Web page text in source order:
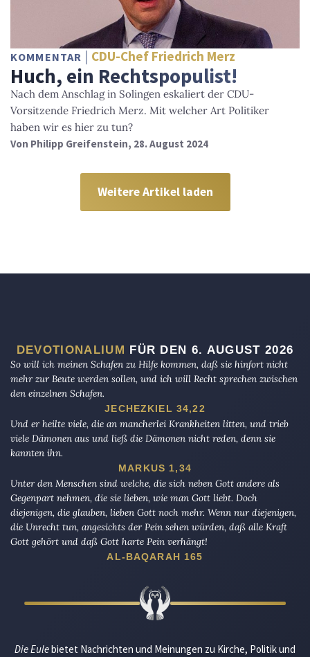
KOMMENTAR CDU-Chef Friedrich Merz
Huch, ein Rechtspopulist!
Nach dem Anschlag in Solingen eskaliert der CDU-
Vorsitzende Friedrich Merz. Mit welcher Art Politiker
haben wir es hier zu tun?
Von Philipp Greifenstein, 28. August 2024
Weitere Artikel laden
DEVOTIONALIUM FÜR DEN 6. AUGUST 2026
So will ich meinen Schafen zu Hilfe kommen, daß sie hinfort nicht
mehr zur Beute werden sollen, und ich will Recht sprechen zwischen
den einzelnen Schafen.
JECHEZKIEL 34,22
Und er heilte viele, die an mancherlei Krankheiten litten, und trieb
viele Dämonen aus und ließ die Dämonen nicht reden, denn sie
kannten ihn.
MARKUS 1,34
Unter den Menschen sind welche, die sich neben Gott andere als
Gegenpart nehmen, die sie lieben, wie man Gott liebt. Doch
diejenigen, die glauben, lieben Gott noch mehr. Wenn nur diejenigen,
die Unrecht tun, angesichts der Pein sehen würden, daß alle Kraft
Gott gehört und daß Gott harte Pein verhängt!
AL-BAQARAH 165
Die Eulebietet Nachrichten und Meinungen zu Kirche, Politik und